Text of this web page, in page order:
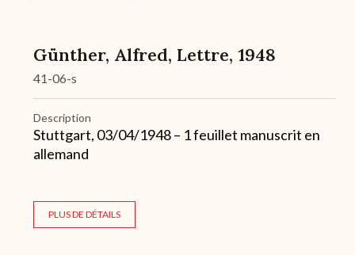
Günther, Alfred, Lettre, 1948
41-06-s
Description
Stuttgart, 03/04/1948 – 1 feuillet manuscrit en
allemand
PLUS DE DÉTAILS